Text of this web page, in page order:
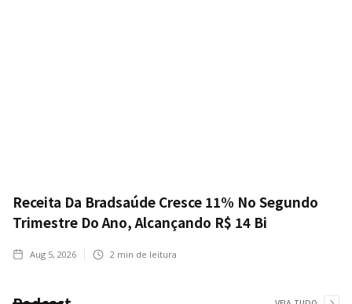
Receita Da Bradsaúde Cresce 11% No Segundo
Trimestre Do Ano, Alcançando R$ 14 Bi
Aug 5, 2026 2 min de leitura